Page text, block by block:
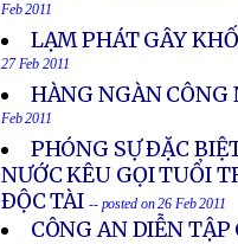
Feb 2011
LẠM PHÁT GÂY
27 Feb 2011
HÀNG NGÀN CÔNG
Feb 2011
PHÓNG SỰ ÐẶC
NƯỚC KÊU GỌI TUỔI
ÐỘC TÀI -- posted on 26 Feb 2011
CÔNG AN DIỄN